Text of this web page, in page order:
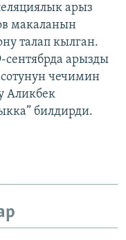
арыз
макаланын
талап кылган.
арызды
чечимин
Аликбек
билдирди.